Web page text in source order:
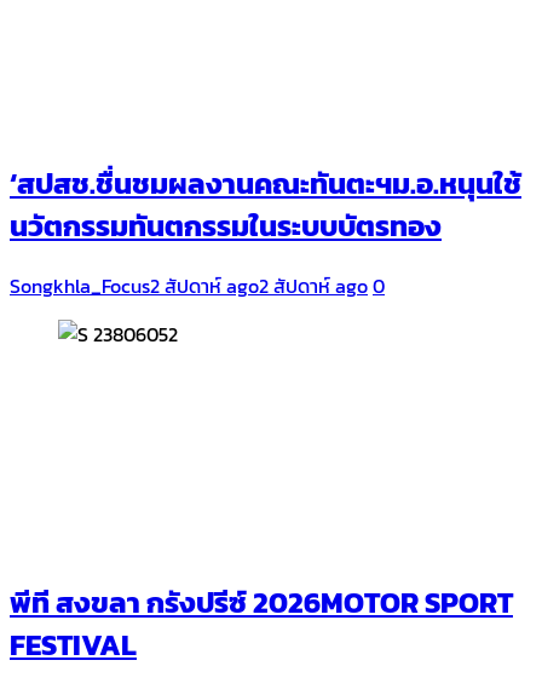
‘สปสช.ชื่นชมผลงานคณะทันตะฯม.อ.หนุนใช้
นวัตกรรมทันตกรรมในระบบบัตรทอง
Songkhla_Focus2 สัปดาห์ ago2 สัปดาห์ ago0
พีที สงขลา กรังปรีซ์ 2026MOTOR SPORT
FESTIVAL